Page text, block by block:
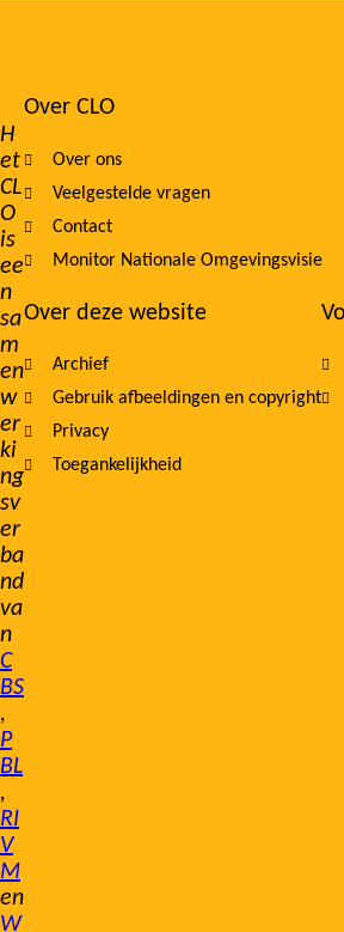
H
et
CL
O
is
ee
n
sa
m
en
w
er
ki
ng
sv
er
ba
nd
va
n
C
BS
,
P
BL
,
RI
V
M
en
W
Footer
navigation
Over CLO
Over ons
Veelgestelde vragen
Contact
Monitor Nationale Omgevingsvisie
Over deze website
Archief
Gebruik afbeeldingen en copyright
Privacy
Toegankelijkheid